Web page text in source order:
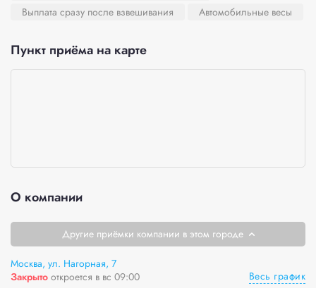
Выплата сразу после взвешивания
Автомобильные весы
Пункт приёма на карте
О компании
Другие приёмки компании в этом городе
Москва, ул. Нагорная, 7
Закрыто откроется в вс 09:00 Весь график